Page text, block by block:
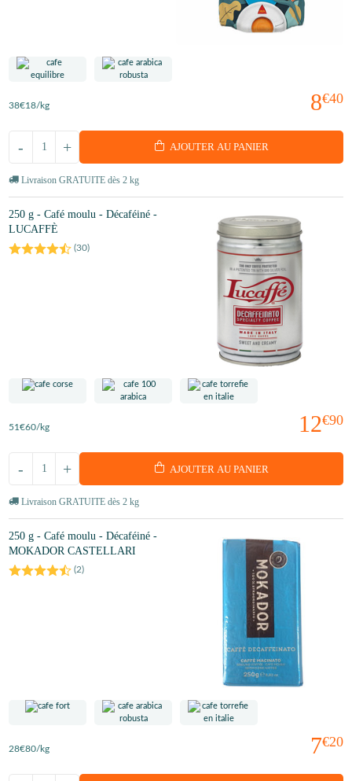
8€40
38€18/kg
+
- AJOUTER AU PANIER
Livraison GRATUITE dès 2 kg
250 g - Café moulu - Décaféiné -
LUCAFFÈ
(30)
12€90
51€60/kg
+
- AJOUTER AU PANIER
Livraison GRATUITE dès 2 kg
250 g - Café moulu - Décaféiné -
MOKADOR CASTELLARI
(2)
7€20
28€80/kg